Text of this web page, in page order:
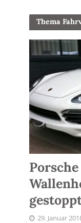
Thema
29. Januar